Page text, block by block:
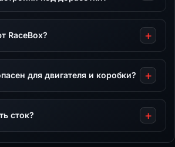
RaceBox?
для двигателя и коробки?
сток?